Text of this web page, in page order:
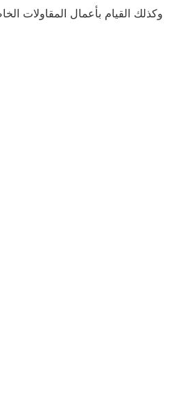
وكذلك القيام بأعمال المقاولات